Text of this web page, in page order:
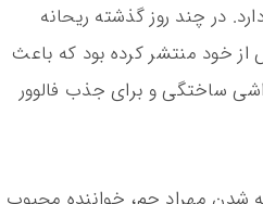
در چند روز گذشته ریحانه
خود منتشر کرده بود که باعث
ساختگی و برای جذب فالوور